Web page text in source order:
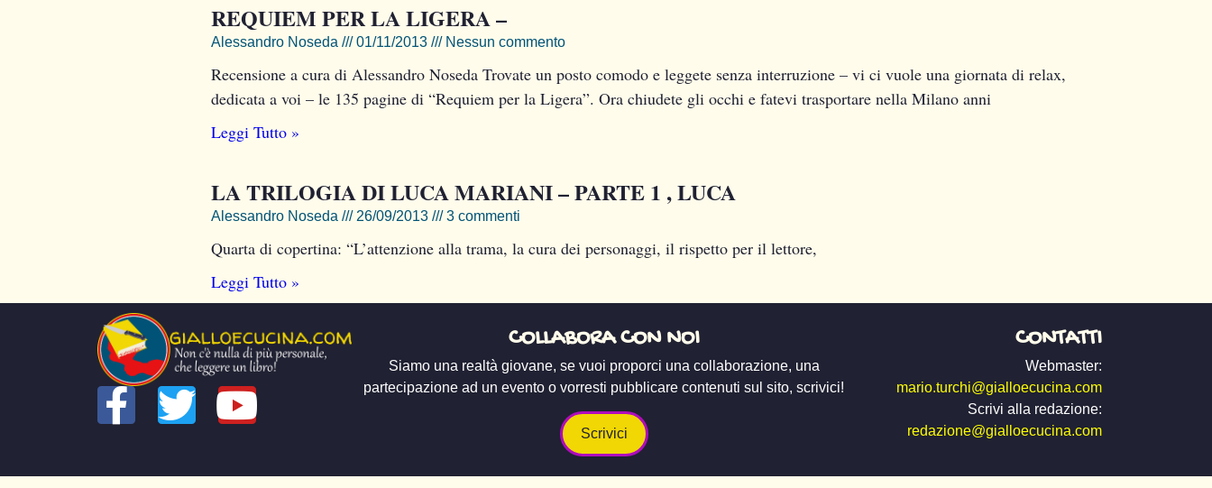
REQUIEM PER LA LIGERA –
Alessandro Noseda 01/11/2013 Nessun commento
Recensione a cura di Alessandro Noseda Trovate un posto comodo e leggete senza interruzione – vi ci vuole una giornata di relax,
dedicata a voi – le 135 pagine di “Requiem per la Ligera”. Ora chiudete gli occhi e fatevi trasportare nella Milano anni
Leggi Tutto »
LA TRILOGIA DI LUCA MARIANI – PARTE 1 , LUCA
Alessandro Noseda 26/09/2013 3 commenti
Quarta di copertina: “L’attenzione alla trama, la cura dei personaggi, il rispetto per il lettore,
Leggi Tutto »
COLLABORA CON NOI
Siamo una realtà giovane, se vuoi proporci una collaborazione, una
partecipazione ad un evento o vorresti pubblicare contenuti sul sito, scrivici!
Scrivici
CONTATTI
Webmaster:
mario.turchi@gialloecucina.com
Scrivi alla redazione:
redazione@gialloecucina.com